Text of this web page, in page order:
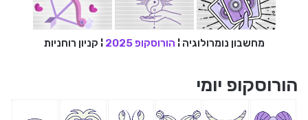
מחשבון נומרולוגיה ¦ הורוסקופ 2025 ¦ קניון רוחניות
הורוסקופ יומי